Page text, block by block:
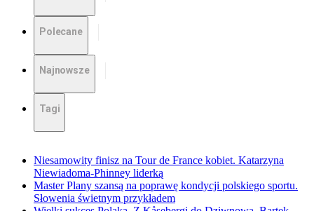
Polecane
Najnowsze
Tagi
Niesamowity finisz na Tour de France kobiet. Katarzyna
Niewiadoma-Phinney liderką
Master Plany szansą na poprawę kondycji polskiego sportu.
Słowenia świetnym przykładem